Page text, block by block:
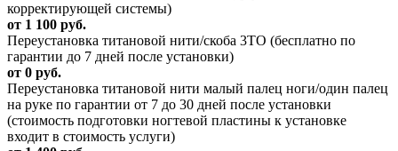
корректирующей системы)
от 1 100 руб.
Переустановка титановой нити/скоба 3ТО (бесплатно по
гарантии до 7 дней после установки)
от 0 руб.
Переустановка титановой нити малый палец ноги/один палец
на руке по гарантии от 7 до 30 дней после установки
(стоимость подготовки ногтевой пластины к установке
входит в стоимость услуги)